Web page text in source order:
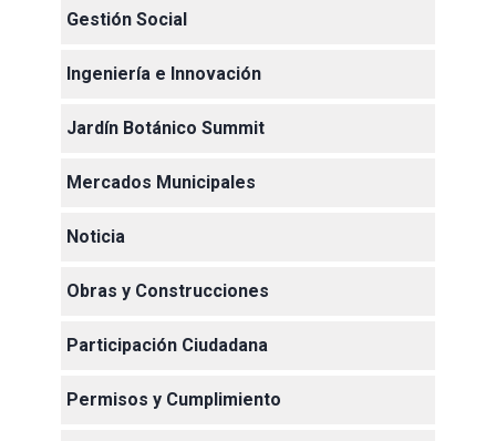
Gestión Social
Ingeniería e Innovación
Jardín Botánico Summit
Mercados Municipales
Noticia
Obras y Construcciones
Participación Ciudadana
Permisos y Cumplimiento